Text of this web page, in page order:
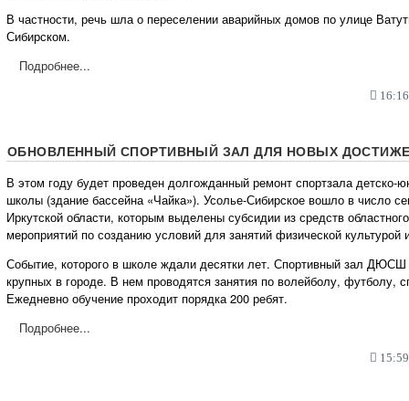
В частности, речь шла о переселении аварийных домов по улице
Сибирском.
Подробнее...
ОБНОВЛЕННЫЙ СПОРТИВНЫЙ ЗАЛ ДЛЯ НОВЫХ
В этом году будет проведен долгожданный ремонт спортзала детско-
школы (здание бассейна «Чайка»). Усолье-Сибирское вошло в число
Иркутской области, которым выделены субсидии из средств
мероприятий по созданию условий для занятий физической культурой
Событие, которого в школе ждали десятки лет. Спортивный зал
крупных в городе. В нем проводятся занятия по волейболу, футболу,
Ежедневно обучение проходит порядка 200 ребят.
Подробнее...